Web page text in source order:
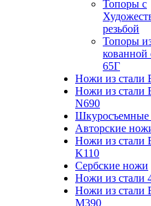
Топоры с
резьбой
Топоры
кованной
65Г
Ножи из стали
Ножи из стали
N690
Авторские
Ножи из стали
K110
Сербские ножи
Ножи из стали
Ножи из стали
M390